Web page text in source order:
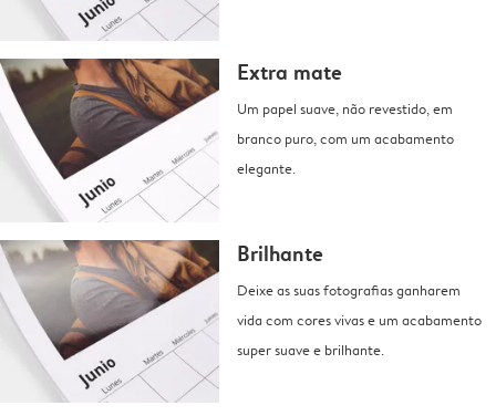
Extra mate
Um papel suave, não revestido, em
branco puro, com um acabamento
elegante.
Brilhante
Deixe as suas fotografias ganharem
vida com cores vivas e um acabamento
super suave e brilhante.